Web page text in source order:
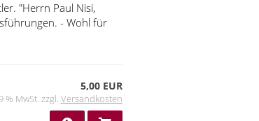
"Herrn Paul Nisi,
- Wohl für
5,00 EUR
% MwSt. zzgl. Versandkosten